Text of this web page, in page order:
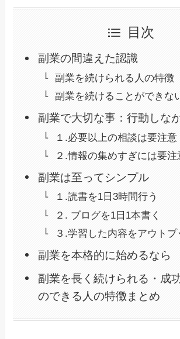
目次
副業の間違えた認識
副業を続けられる人の特徴
副業を続けることができな
副業で大切な事：行動しな
１.必要以上の相談は要注意
２.情報の集めすぎには要注
副業は至ってシンプル
１.読書を1日3時間行う
２. ブログを1日1本書く
３.学習した内容をアウトプ
副業を本格的に始めるなら
副業を長く続けられる・成
のできる人の特徴まとめ